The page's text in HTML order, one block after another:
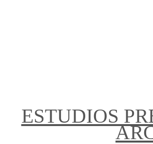
ESTUDIOS